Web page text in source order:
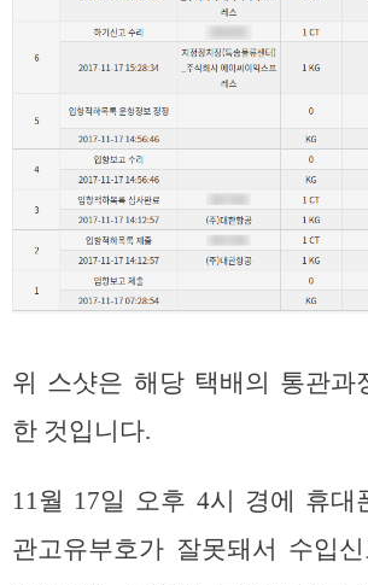
위 스샷은 해당 택배의 통관과
한 것입니다.
11월 17일 오후 4시 경에 휴대
관고유부호가 잘못돼서 수입